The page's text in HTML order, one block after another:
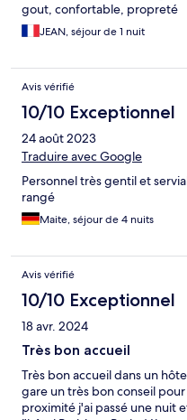
gout, confortable, propreté
JEAN, séjour de 1 nuit
Avis vérifié
10/10 Exceptionnel
24 août 2023
Traduire avec Google
Personnel très gentil et
rangé
Maite, séjour de 4 nuits
Avis vérifié
10/10 Exceptionnel
18 avr. 2024
Très bon accueil
Très bon accueil dans un
gare un très bon conseil
proximité j'ai passé une nuit